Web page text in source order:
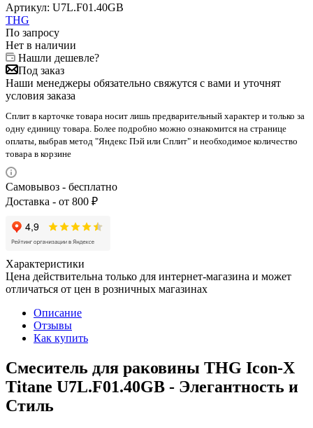
Артикул: U7L.F01.40GB
THG
По запросу
Нет в наличии
Нашли дешевле?
Под заказ
Наши менеджеры обязательно свяжутся с вами и уточнят
условия заказа
Сплит в карточке товара носит лишь предварительный характер и только за
одну единицу товара. Более подробно можно ознакомится на странице
оплаты, выбрав метод "Яндекс Пэй или Сплит" и необходимое количество
товара в корзине
Самовывоз - бесплатно
Доставка - от 800 ₽
Характеристики
Цена действительна только для интернет-магазина и может
отличаться от цен в розничных магазинах
Описание
Отзывы
Как купить
Смеситель для раковины THG Icon-X
Titane U7L.F01.40GB - Элегантность и
Стиль